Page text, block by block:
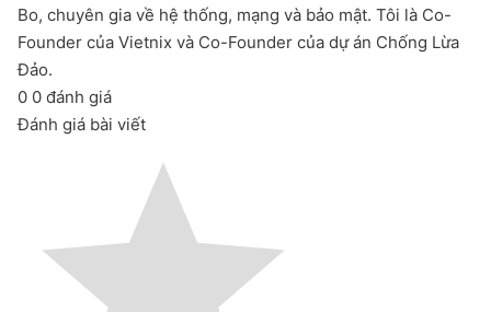
Bo, chuyên gia về hệ thống, mạng và bảo mật. Tôi là Co-
Founder của Vietnix và Co-Founder của dự án Chống Lừa
Đảo.
0 0 đánh giá
Đánh giá bài viết